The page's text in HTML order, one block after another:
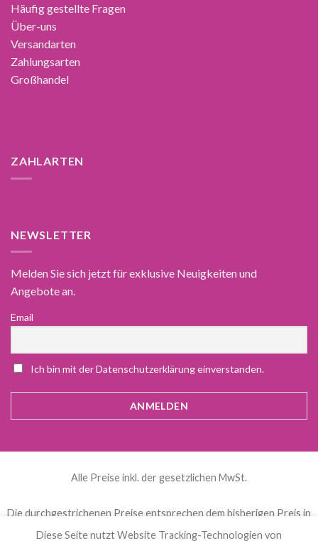
Häufig gestellte Fragen
Über-uns
Versandarten
Zahlungsarten
Großhandel
ZAHLARTEN
NEWSLETTER
Melden Sie sich jetzt für exklusive Neuigkeiten und
Angebote an.
Email
Ich bin mit der Datenschutzerklärung einverstanden.
Alle Preise inkl. der gesetzlichen MwSt.
Die durchgestrichenen Preise entsprechen dem bisherigen Preis in
diesem Online-Shop.
Diese Seite nutzt Website Tracking-Technologien von